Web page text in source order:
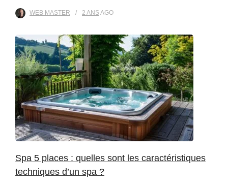
WEB MASTER 2 ANSAGO
Spa 5 places : quelles sont les caractéristiques
techniques d’un spa ?